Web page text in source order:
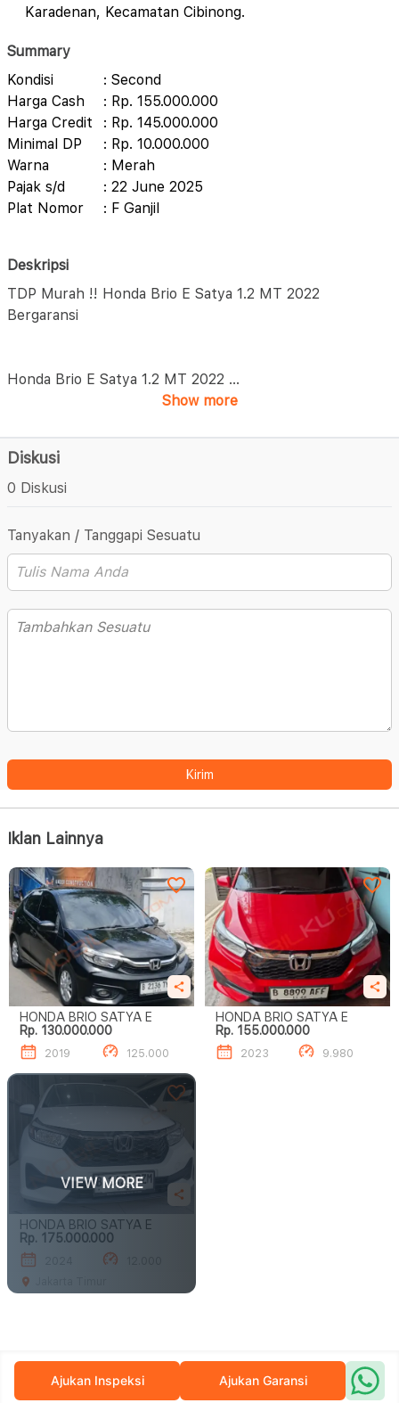
Karadenan, Kecamatan Cibinong.
Summary
Kondisi
: Second
Harga Cash
: Rp. 155.000.000
Harga Credit
: Rp. 145.000.000
Minimal DP
: Rp. 10.000.000
Warna
: Merah
Pajak s/d
: 22 June 2025
Plat Nomor
: F Ganjil
Deskripsi
TDP Murah !! Honda Brio E Satya 1.2 MT 2022
Bergaransi
Honda Brio E Satya 1.2 MT 2022 ...
Show more
Diskusi
0 Diskusi
Tanyakan / Tanggapi Sesuatu
Kirim
Iklan Lainnya
HONDA BRIO SATYA E
Rp. 130.000.000
2019 125.000
HONDA BRIO SATYA E
Rp. 155.000.000
2023 9.980
HONDA BRIO SATYA E
Rp. 175.000.000
VIEW MORE
Ajukan Inspeksi Ajukan Garansi